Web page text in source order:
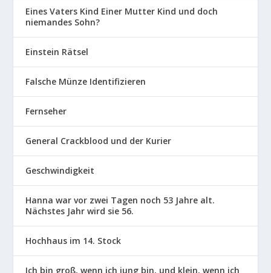
Eines Vaters Kind Einer Mutter Kind und doch
niemandes Sohn?
Einstein Rätsel
Falsche Münze Identifizieren
Fernseher
General Crackblood und der Kurier
Geschwindigkeit
Hanna war vor zwei Tagen noch 53 Jahre alt.
Nächstes Jahr wird sie 56.
Hochhaus im 14. Stock
Ich bin groß, wenn ich jung bin, und klein, wenn ich